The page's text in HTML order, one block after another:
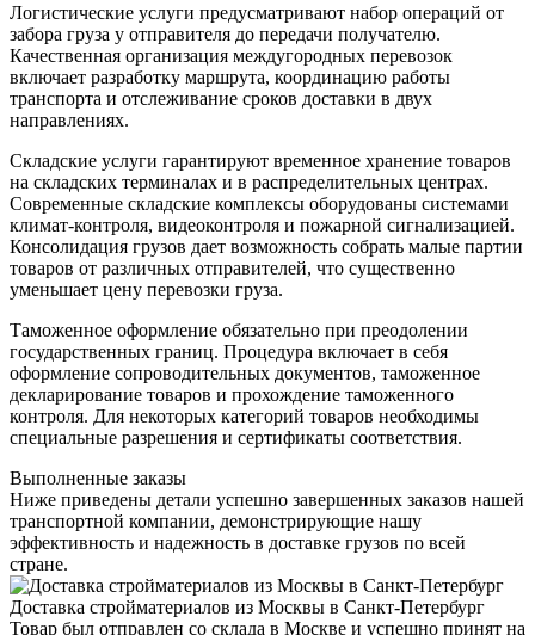
Логистические услуги предусматривают набор операций от
забора груза у отправителя до передачи получателю.
Качественная организация междугородных перевозок
включает разработку маршрута, координацию работы
транспорта и отслеживание сроков доставки в двух
направлениях.
Складские услуги гарантируют временное хранение товаров
на складских терминалах и в распределительных центрах.
Современные складские комплексы оборудованы системами
климат-контроля, видеоконтроля и пожарной сигнализацией.
Консолидация грузов дает возможность собрать малые партии
товаров от различных отправителей, что существенно
уменьшает цену перевозки груза.
Таможенное оформление обязательно при преодолении
государственных границ. Процедура включает в себя
оформление сопроводительных документов, таможенное
декларирование товаров и прохождение таможенного
контроля. Для некоторых категорий товаров необходимы
специальные разрешения и сертификаты соответствия.
Выполненные заказы
Ниже приведены детали успешно завершенных заказов нашей
транспортной компании, демонстрирующие нашу
эффективность и надежность в доставке грузов по всей
стране.
Доставка стройматериалов из Москвы в Санкт-Петербург
Товар был отправлен со склада в Москве и успешно принят на